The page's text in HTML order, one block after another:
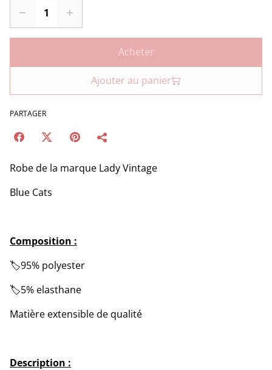
Acheter
Ajouter au panier
PARTAGER
Robe de la marque Lady Vintage
Blue Cats
Composition :
🏷️95% polyester
🏷️5% elasthane
Matière extensible de qualité
Description :